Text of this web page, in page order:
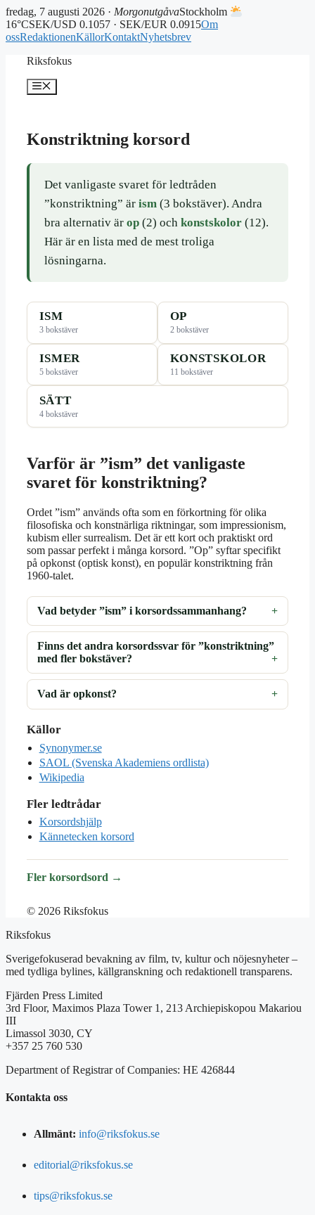
fredag, 7 augusti 2026 · MorgonutgåvaStockholm
16°CSEK/USD 0.1057 · SEK/EUR 0.0915Om
ossRedaktionenKällorKontaktNyhetsbrev
Riksfokus
Meny
Konstriktning korsord
Det vanligaste svaret för ledtråden
”konstriktning” är ism(3 bokstäver). Andra
bra alternativ är op(2) och konstskolor(12).
Här är en lista med de mest troliga
lösningarna.
ISM
3 bokstäver
OP
2 bokstäver
ISMER
5 bokstäver
KONSTSKOLOR
11 bokstäver
SÄTT
4 bokstäver
Varför är ”ism” det vanligaste
svaret för konstriktning?
Ordet ”ism” används ofta som en förkortning för olika
filosofiska och konstnärliga riktningar, som impressionism,
kubism eller surrealism. Det är ett kort och praktiskt ord
som passar perfekt i många korsord. ”Op” syftar specifikt
på opkonst (optisk konst), en populär konstriktning från
1960-talet.
Vad betyder ”ism” i korsordssammanhang?
Finns det andra korsordssvar för ”konstriktning”
med fler bokstäver?
Vad är opkonst?
Källor
Synonymer.se
SAOL (Svenska Akademiens ordlista)
Wikipedia
Fler ledtrådar
Korsordshjälp
Kännetecken korsord
Fler korsordsord →
© 2026 Riksfokus
Riksfokus
Sverigefokuserad bevakning av film, tv, kultur och nöjesnyheter –
med tydliga bylines, källgranskning och redaktionell transparens.
Fjärden Press Limited
3rd Floor, Maximos Plaza Tower 1, 213 Archiepiskopou Makariou
III
Limassol 3030, CY
+357 25 760 530
Department of Registrar of Companies: HE 426844
Kontakta oss
Allmänt: info@riksfokus.se
editorial@riksfokus.se
tips@riksfokus.se